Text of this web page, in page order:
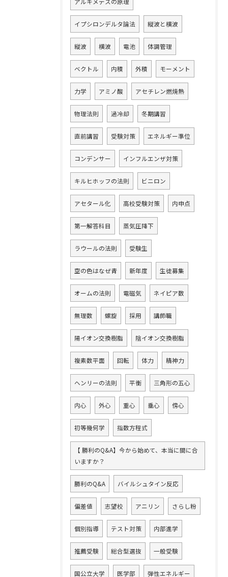
イプシロンデルタ論法 縦波と横波
縦波 横波 電池 体調管理
ベクトル 内積 外積 モーメント
力学 アミノ酸 アセチレン燃焼熱
物理法則 過冷却 冬期講習
直前講習 受験対策 エネルギー準位
コンデンサー インフルエンザ対策
キルヒホッフの法則 ビニロン
アセタール化 高校受験対策 内申点
第一解答科目 蒸気圧降下
ラウールの法則 受験生
空の色はなぜ青 新年度 生徒募集
オームの法則 電磁気 ネイピア数
無理数 螺旋 採用 講師職
陽イオン交換樹脂 陰イオン交換樹脂
複素数平面 回転 体力 精神力
ヘンリーの法則 平衡 三角形の五心
内心 外心 重心 垂心 傍心
初等幾何学 指数方程式
【 勝利のQ&A】今から始めて、本当に間に合
いますか？
勝利のQ&A バイルシュタイン反応
偏差値 志望校 アニリン さらし粉
個別指導 テスト対策 内部進学
推薦受験 総合型選抜 一般受験
国公立大学 医学部 弾性エネルギー